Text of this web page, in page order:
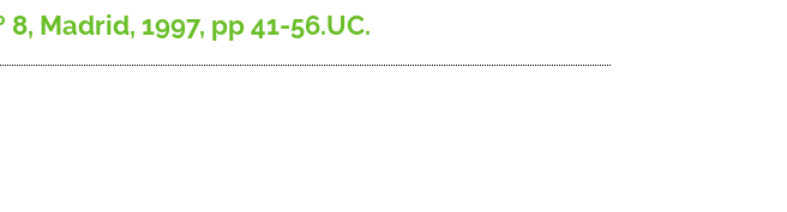
Madrid, 1997, pp 41-56.UC.